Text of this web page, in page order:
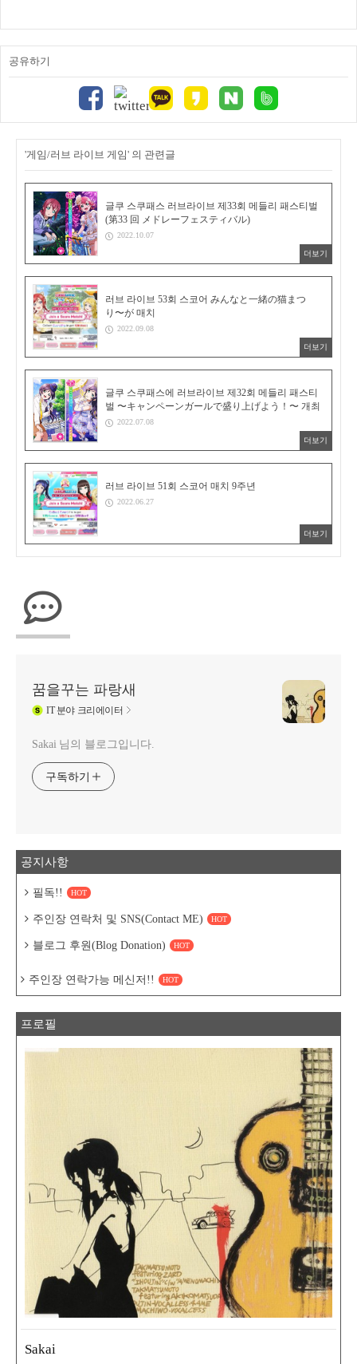
공유하기
'게임/러브 라이브 게임' 의 관련글
글쿠 스쿠패스 러브라이브 제33회 메들리 패스티벌
(第33 回 メドレーフェスティバル)
2022.10.07
더보기
러브 라이브 53회 스코어 みんなと一緒の猫まつ
り〜が 매치
2022.09.08
더보기
글쿠 스쿠패스에 러브라이브 제32회 메들리 패스티
벌 〜キャンペーンガールで盛り上げよう！〜 개최
2022.07.08
더보기
러브 라이브 51회 스코어 매치 9주년
2022.06.27
더보기
꿈을꾸는 파랑새
IT분야 크리에이터
Sakai 님의 블로그입니다.
구독하기
공지사항
필독!! HOT
주인장 연락처 및 SNS(Contact ME) HOT
블로그 후원(Blog Donation) HOT
주인장 연락가능 메신저!! HOT
프로필
Sakai